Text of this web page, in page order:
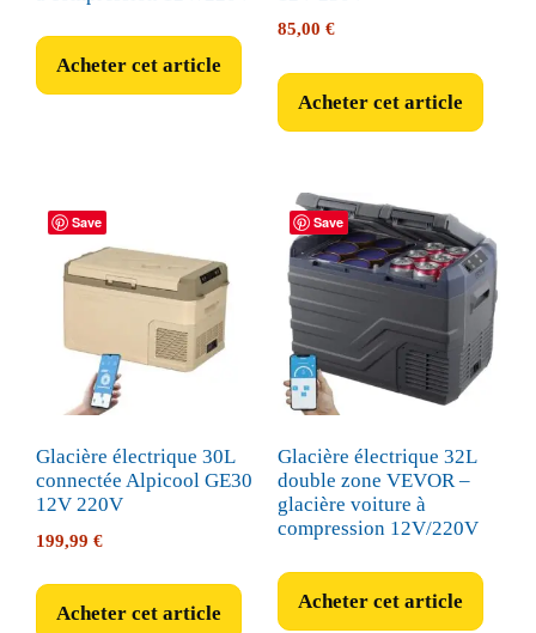
Acheter cet article
85,00 €
Acheter cet article
Save
Glacière électrique 30L
connectée Alpicool GE30
12V 220V
199,99 €
Acheter cet article
Save
Glacière électrique 32L
double zone VEVOR –
glacière voiture à
compression 12V/220V
Acheter cet article